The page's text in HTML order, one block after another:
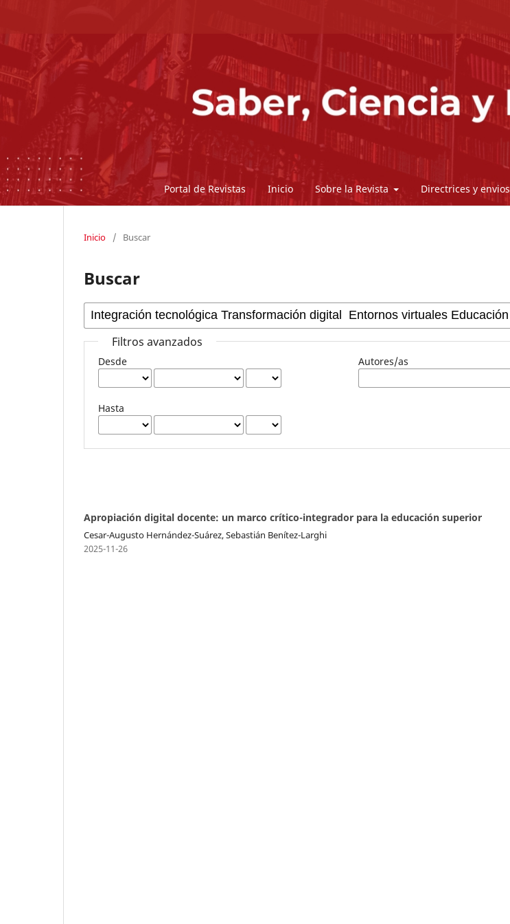
Portal de Revistas Inicio Sobre la Revista Directrices y envios
Inicio / Buscar
Buscar
Filtros avanzados
Desde
Hasta
Autores/as
Apropiación digital docente: un marco crítico-integrador para la educación superior
Cesar-Augusto Hernández-Suárez, Sebastián Benítez-Larghi
2025-11-26